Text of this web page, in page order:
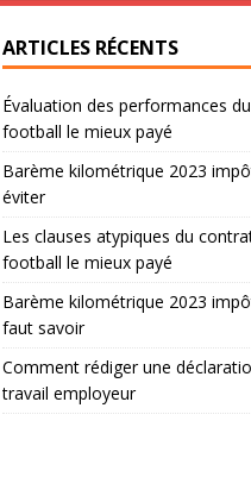
ARTICLES RÉCENTS
Évaluation des performances
football le mieux payé
Barème kilométrique 2023
éviter
Les clauses atypiques du
football le mieux payé
Barème kilométrique 2023
faut savoir
Comment rédiger une
travail employeur